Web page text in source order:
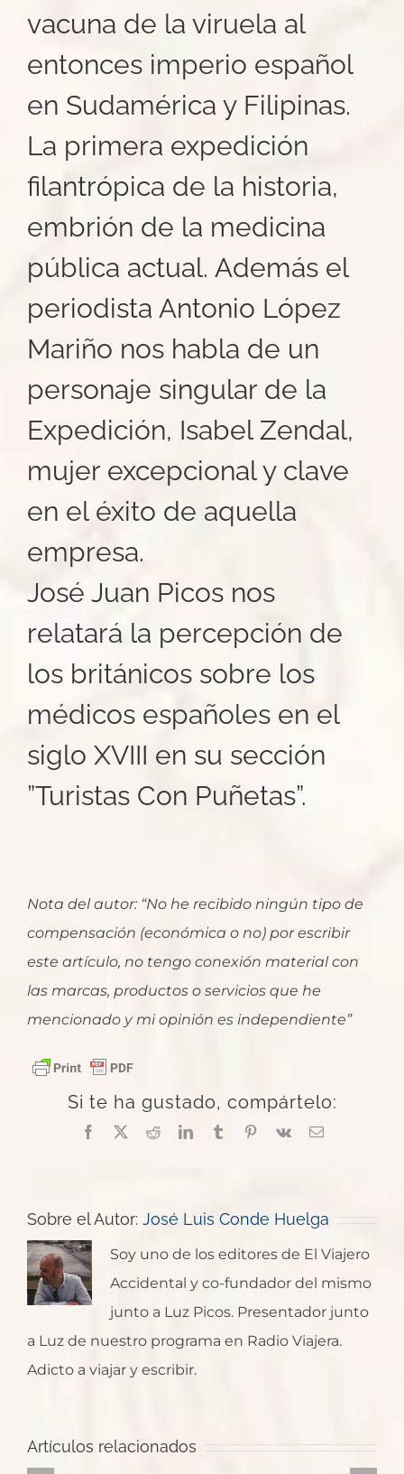
vacuna de la viruela al
entonces imperio español
en Sudamérica y Filipinas.
La primera expedición
filantrópica de la historia,
embrión de la medicina
pública actual. Además el
periodista Antonio López
Mariño nos habla de un
personaje singular de la
Expedición, Isabel Zendal,
mujer excepcional y clave
en el éxito de aquella
empresa.
José Juan Picos nos
relatará la percepción de
los británicos sobre los
médicos españoles en el
siglo XVIII en su sección
”Turistas Con Puñetas”.
Nota del autor: “No he recibido ningún tipo de
compensación (económica o no) por escribir
este artículo, no tengo conexión material con
las marcas, productos o servicios que he
mencionado y mi opinión es independiente”
Si te ha gustado, compártelo:
Facebook
X RedditLinkedInTumblrPinterest
Vk
Correo
Sobre el Autor: José Luis Conde Huelga
Soy uno de los editores de El Viajero
Accidental y co-fundador del mismo
junto a Luz Picos. Presentador junto
a Luz de nuestro programa en Radio Viajera.
Adicto a viajar y escribir.
Artículos relacionados
Kyoto,